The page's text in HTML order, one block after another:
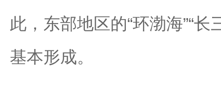
此，东部地区的“环渤海”“
基本形成。